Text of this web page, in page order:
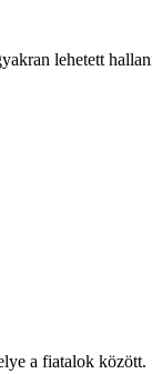
lehetett
a fiatalok között.